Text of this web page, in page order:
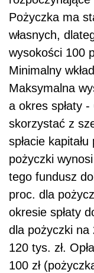
Pożyczka ma
własnych,
wysokości 100
Minimalny
Maksymalna
a okres spłaty
skorzystać z
spłacie
pożyczki
tego fundusz
proc. dla
okresie spłaty
dla pożyczki na
120 tys. zł.
100 zł